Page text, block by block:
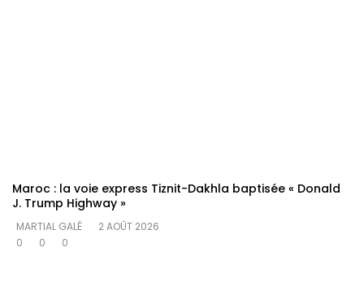
Maroc : la voie express Tiznit-Dakhla baptisée « Donald
J. Trump Highway »
MARTIAL GALÉ
2 AOÛT 2026
0
0 0